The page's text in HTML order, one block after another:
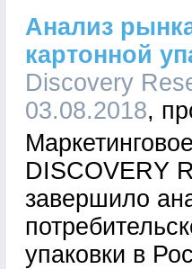
Анализ
картонной
Discovery
03.08.2018
DISCOVERY
завершило
упаковки в